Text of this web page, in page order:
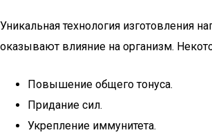
Уникальная технология изготовления
оказывают влияние на организм.
Повышение общего тонуса.
Придание сил.
Укрепление иммунитета.